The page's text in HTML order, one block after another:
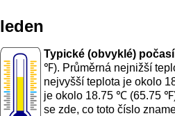
leden
Typické (obvyklé)
℉). Průměrná nejnižší
nejvyšší teplota je okolo
je okolo 18.75 ℃ (65.75
se zde, co toto číslo